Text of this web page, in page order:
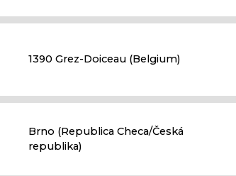
1390 Grez-Doiceau (Belgium)
Brno (Republica Checa/Česká
republika)